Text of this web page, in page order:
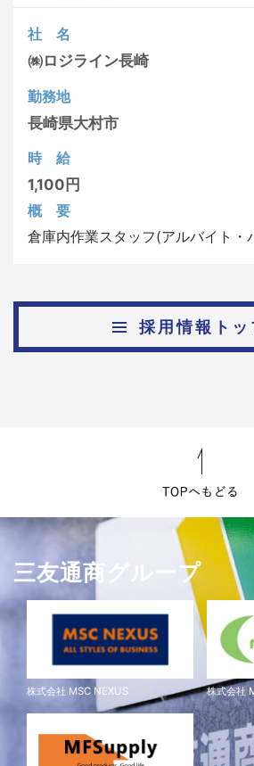
社 名
㈱ロジライン長崎
勤務地
長崎県大村市
時 給
1,100円
概 要
倉庫内作業スタッフ(アルバイト
採用情報トッ
三友通商グループ
株式会社 MSC NEXUS 株式会社